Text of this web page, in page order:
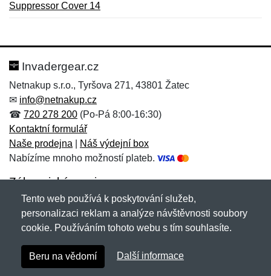
Suppressor Cover 14
Hodnocení:
Jméno: *
Zpráva*
Jméno:
E-mail:*
Invadergear.cz
Netnakup s.r.o., Tyršova 271, 43801 Žatec
✉ info@netnakup.cz
☎ 720 278 200 (Po-Pá 8:00-16:30)
Kontaktní formulář
Naše prodejna
Náš výdejní box
Nabízíme mnoho možností plateb.
Zákaznický servis
Novinky emailem
Copyright © 2007-2026 (19 let s vámi)Netnakup.cz
NetIQ. Všechna práva vyhrazena.
Tento web používá k poskytování služeb,
personalizaci reklam a analýze návštěvnosti soubory
cookie. Používáním tohoto webu s tím souhlasíte.
Beru na vědomí Další informace